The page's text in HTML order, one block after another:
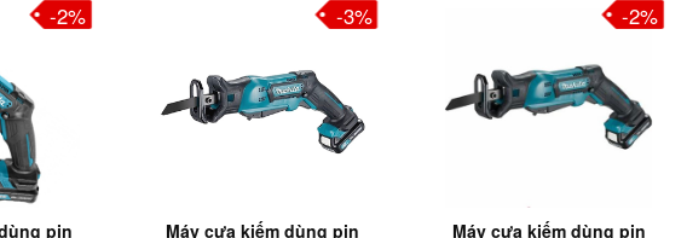
dùng pin
Máy cưa kiếm dùng pin
Máy cưa kiếm Makita
-10%